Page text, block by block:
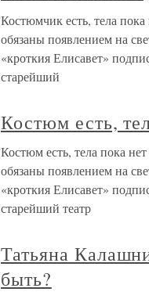
Костюмчик есть, тела
обязаны появлением на
«кроткия Елисавет»
старейший
Костюм есть,
Костюм есть, тела пока
обязаны появлением на
«кроткия Елисавет»
старейший театр
Татьяна
быть?